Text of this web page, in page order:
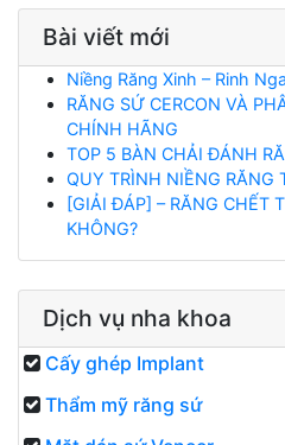
Bài viết mới
Niềng Răng Xinh – Rinh
RĂNG SỨ CERCON VÀ
CHÍNH HÃNG
TOP 5 BÀN CHẢI ĐÁNH
QUY TRÌNH NIỀNG RĂNG
[GIẢI ĐÁP] – RĂNG CHẾT
KHÔNG?
Dịch vụ nha khoa
Cấy ghép Implant
Thẩm mỹ răng sứ